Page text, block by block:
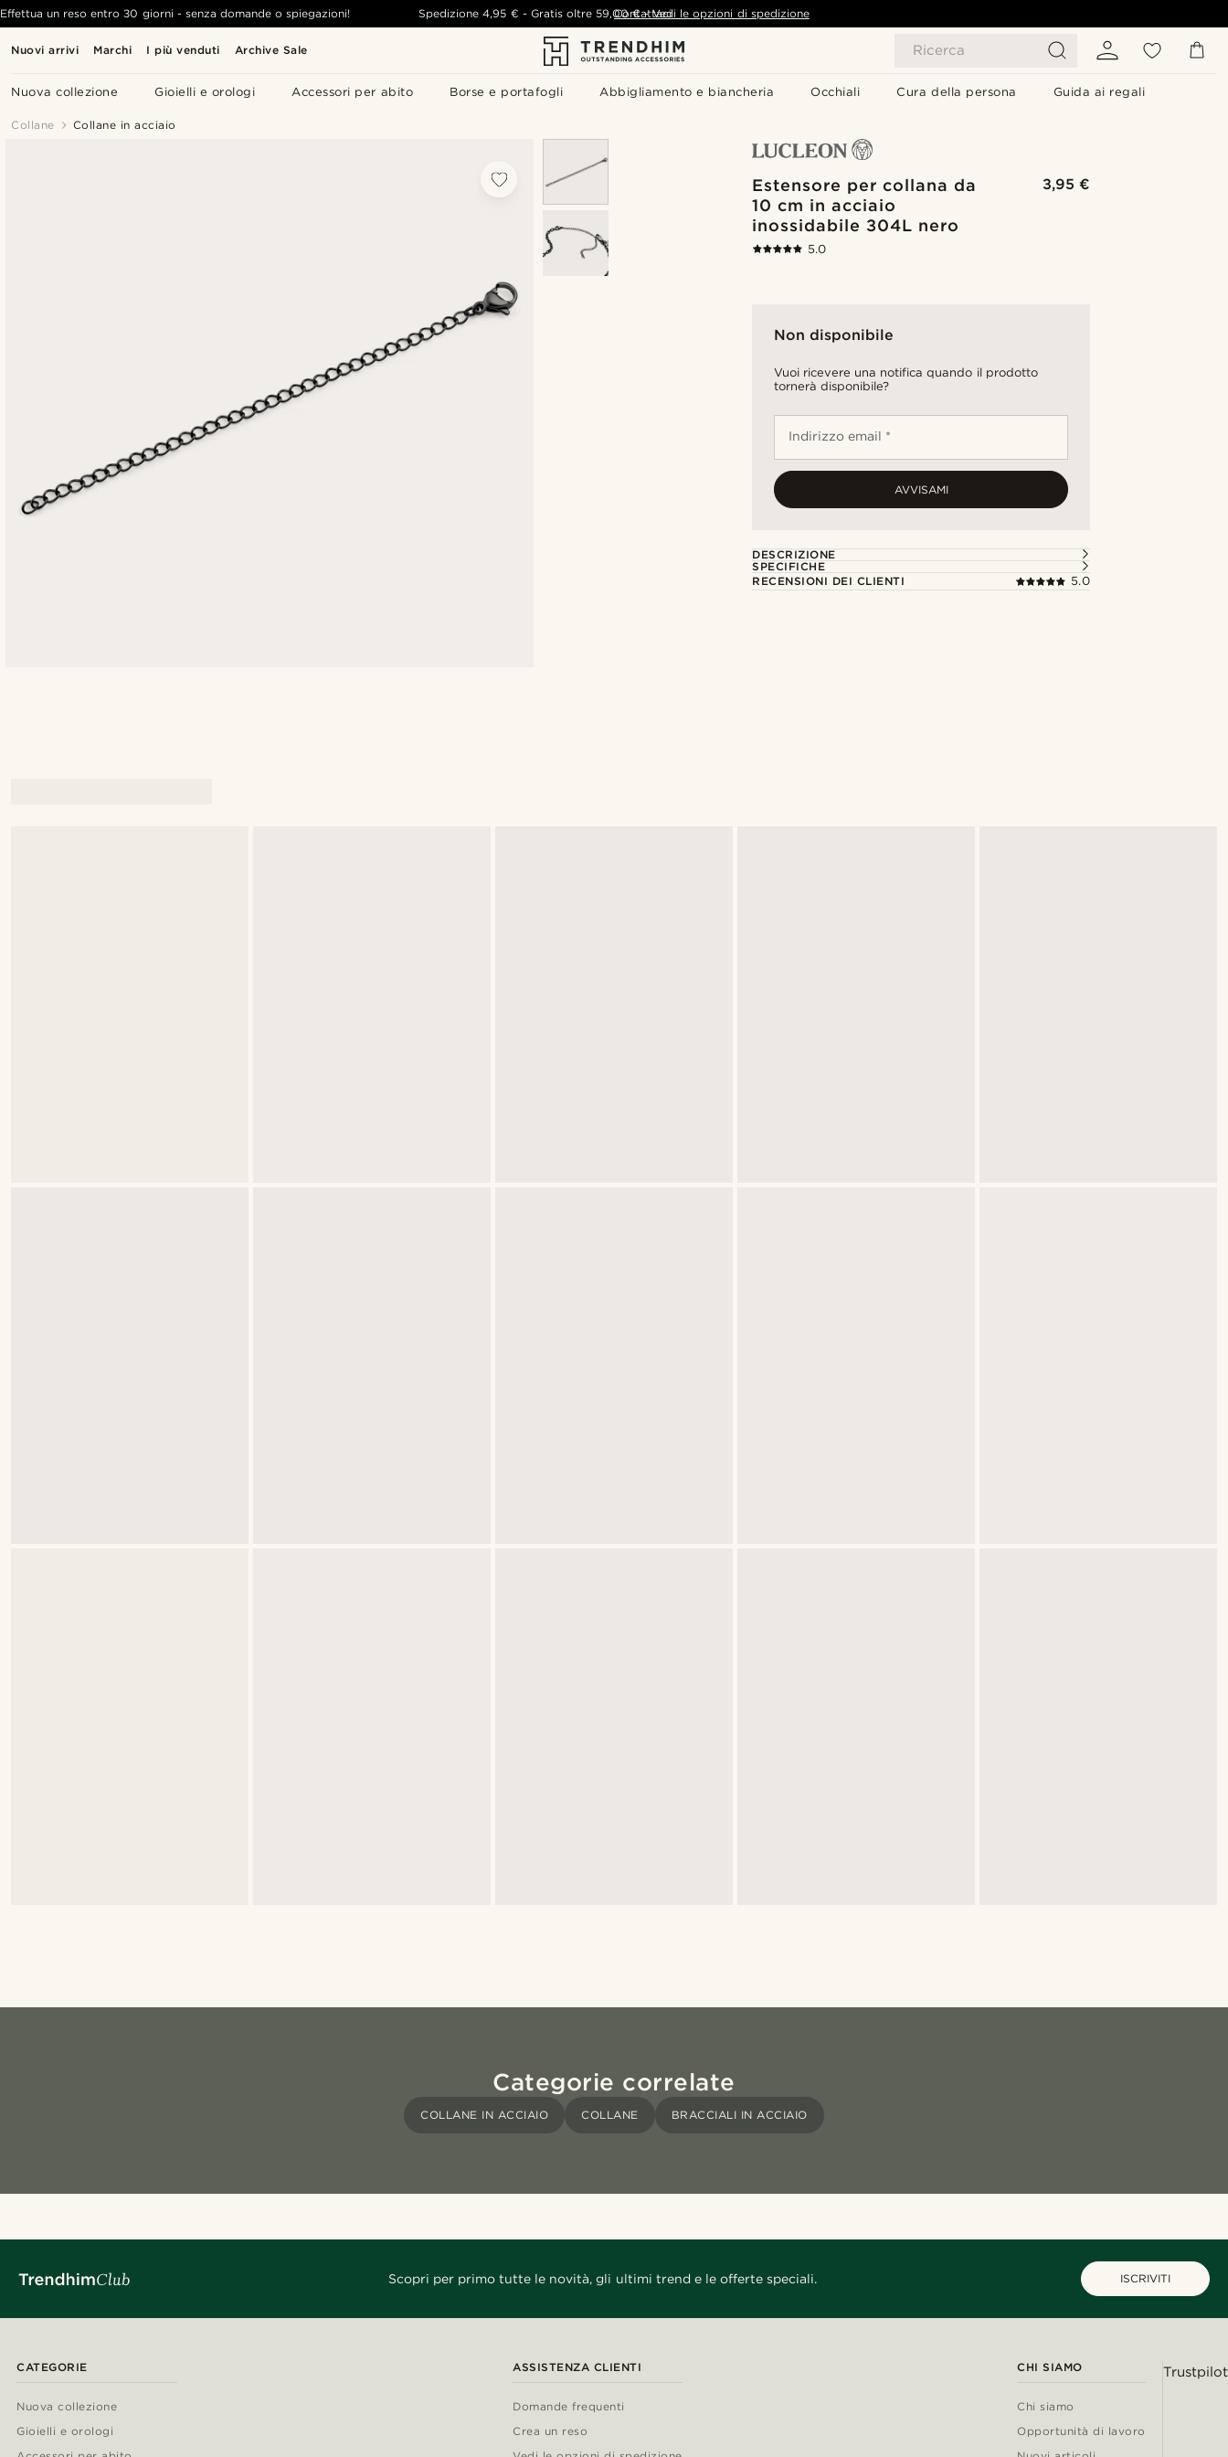
Nuovi arrivi Marchi I più venduti Archive Sale Ricerca
Nuova collezione Gioielli e orologi Accessori per abito Borse e portafogli Abbigliamento e biancheria Occhiali Cura della persona Guida ai regali
Effettua un reso entro 30 giorni - senza domande o spiegazioni! Spedizione 4,95 € - Gratis oltre 59,00 € - Vedi le opzioni di spedizione
Contattaci
Collane Collane in acciaio
Estensore per collana da
10 cm in acciaio
inossidabile 304L nero
3,95 €
5.0
Non disponibile
Vuoi ricevere una notifica quando il prodotto
tornerà disponibile?
Indirizzo email *
AVVISAMI
DESCRIZIONE
SPECIFICHE
RECENSIONI DEI CLIENTI
5.0
Categorie correlate
COLLANE IN ACCIAIO COLLANE BRACCIALI IN ACCIAIO
Scopri per primo tutte le novità, gli ultimi trend e le offerte speciali. ISCRIVITI
CATEGORIE
Nuova collezione
Gioielli e orologi
ASSISTENZA CLIENTI
Domande frequenti
Crea un reso
CHI SIAMO
Chi siamo
Opportunità di lavoro
Trustpilot